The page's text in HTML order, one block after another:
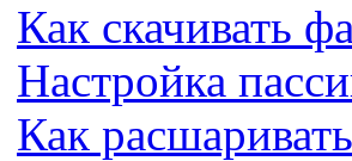
Как скачивать
Настройка
Как